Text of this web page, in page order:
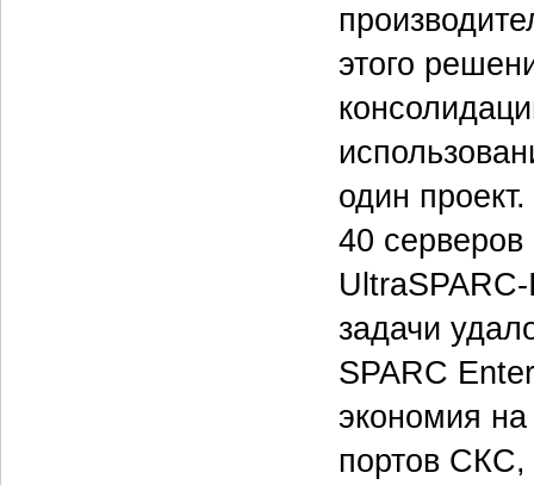
этого
один
40
задачи
SPARC
экономия на
портов СКС,